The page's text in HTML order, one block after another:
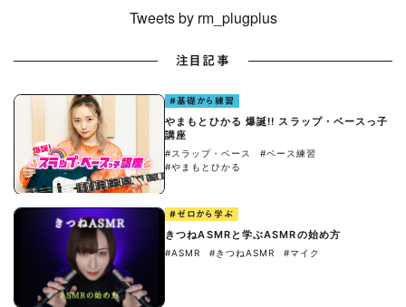
Tweets by rm_plugplus
注目記事
#基礎から練習
やまもとひかる 爆誕!! スラップ・ベースっ子
講座
#スラップ・ベース
#ベース練習
#やまもとひかる
#ゼロから学ぶ
きつねASMRと学ぶASMRの始め方
#ASMR #きつねASMR #マイク